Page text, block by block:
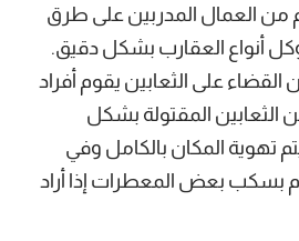
من العمال المدربين على طرق
أنواع العقارب بشكل دقيق.
القضاء على الثعابين يقوم أفراد
الثعابين المقتولة بشكل
تهوية المكان بالكامل وفي
بسكب بعض المعطرات إذا أراد